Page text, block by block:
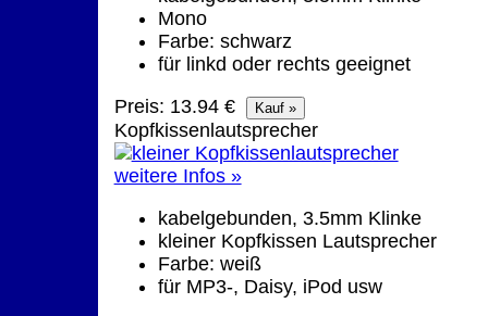
Mono
Farbe: schwarz
für linkd oder rechts geeignet
Preis: 13.94 €
Kopfkissenlautsprecher
weitere Infos »
kabelgebunden, 3.5mm Klinke
kleiner Kopfkissen Lautsprecher
Farbe: weiß
für MP3-, Daisy, iPod usw